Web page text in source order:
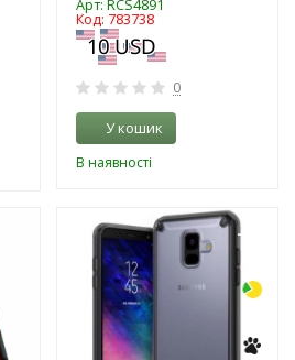
Арт: RCS4891
Код: 783738
0
У кошик
В наявності
-3%